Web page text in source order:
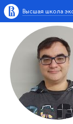
Высшая школа